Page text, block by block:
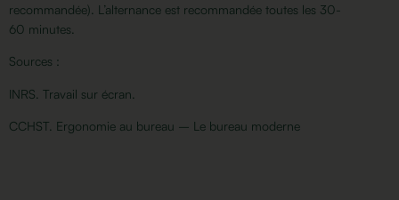
recommandée). L’alternance est recommandée toutes les 30-
60 minutes.
Sources :
INRS. Travail sur écran.
CCHST. Ergonomie au bureau – Le bureau moderne